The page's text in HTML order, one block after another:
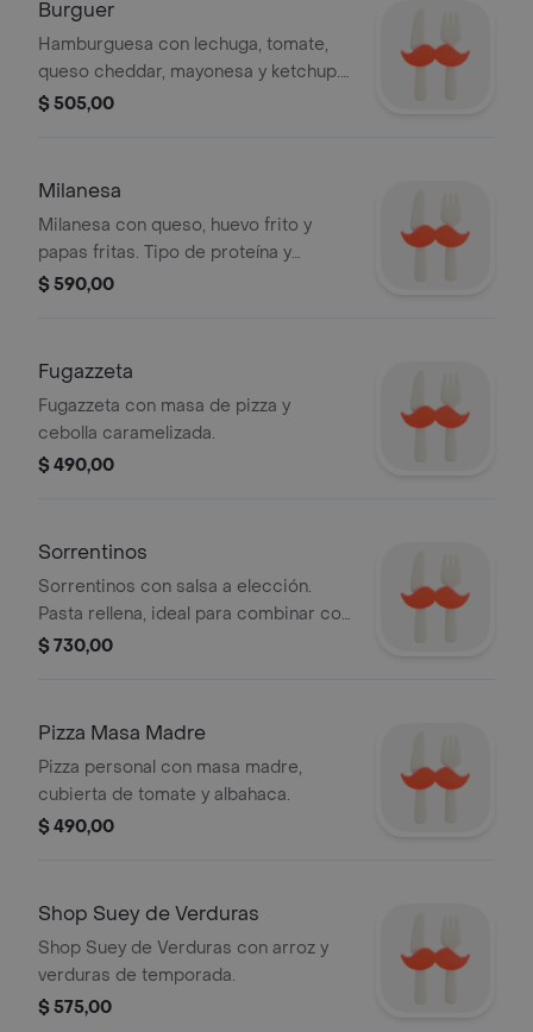
Burguer
Hamburguesa con lechuga, tomate,
queso cheddar, mayonesa y ketchup.
Incluye porción de papas a elección.
$ 505,00
Milanesa
Milanesa con queso, huevo frito y
papas fritas. Tipo de proteína y
guarnición a elección.
$ 590,00
Fugazzeta
Fugazzeta con masa de pizza y
cebolla caramelizada.
$ 490,00
Sorrentinos
Sorrentinos con salsa a elección.
Pasta rellena, ideal para combinar con
tu salsa favorita.
$ 730,00
Pizza Masa Madre
Pizza personal con masa madre,
cubierta de tomate y albahaca.
$ 490,00
Shop Suey de Verduras
Shop Suey de Verduras con arroz y
verduras de temporada.
$ 575,00